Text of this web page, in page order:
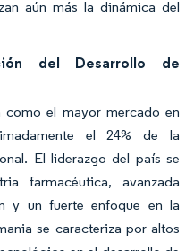
aún más la dinámica del
del Desarrollo de
como el mayor mercado en
el 24% de la
El liderazgo del país se
farmacéutica, avanzada
y un fuerte enfoque en la
se caracteriza por altos